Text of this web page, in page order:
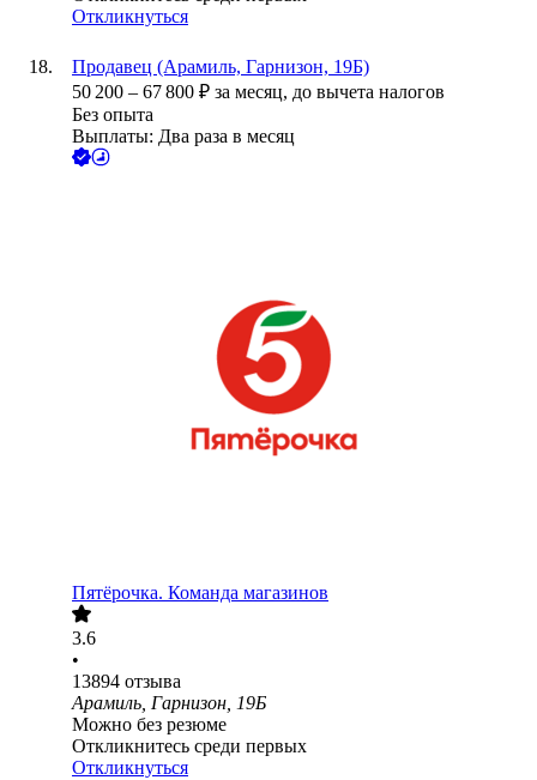
Откликнуться
Продавец (Арамиль, Гарнизон, 19Б)
50 200 – 67 800 ₽ за месяц, до вычета налогов
Без опыта
Выплаты: Два раза в месяц
Пятёрочка. Команда магазинов
3.6
•
13894 отзыва
Арамиль, Гарнизон, 19Б
Можно без резюме
Откликнитесь среди первых
Откликнуться